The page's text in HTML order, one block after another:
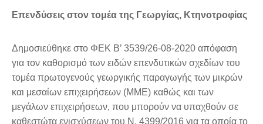
Επενδύσεις στον τομέα της Γεωργίας, Κτηνοτροφίας
Δημοσιεύθηκε στο ΦΕΚ Β’ 3539/26-08-2020 απόφαση
για τον καθορισμό των ειδών επενδυτικών σχεδίων του
τομέα πρωτογενούς γεωργικής παραγωγής των μικρών
και μεσαίων επιχειρήσεων (ΜΜΕ) καθώς και των
μεγάλων επιχειρήσεων, που μπορούν να υπαχθούν σε
καθεστώτα ενισχύσεων του Ν. 4399/2016 για τα οποία το